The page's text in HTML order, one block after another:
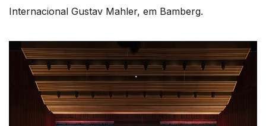
Internacional Gustav Mahler, em Bamberg.